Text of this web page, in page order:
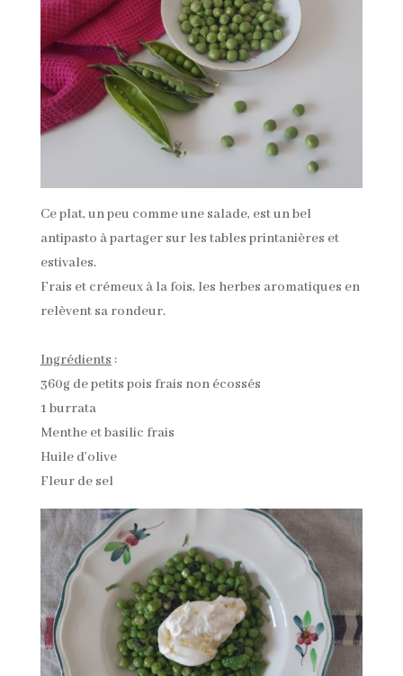
Ce plat, un peu comme une salade, est un bel
antipasto à partager sur les tables printanières et
estivales.
Frais et crémeux à la fois, les herbes aromatiques en
relèvent sa rondeur.
Ingrédients :
360g de petits pois frais non écossés
1 burrata
Menthe et basilic frais
Huile d’olive
Fleur de sel